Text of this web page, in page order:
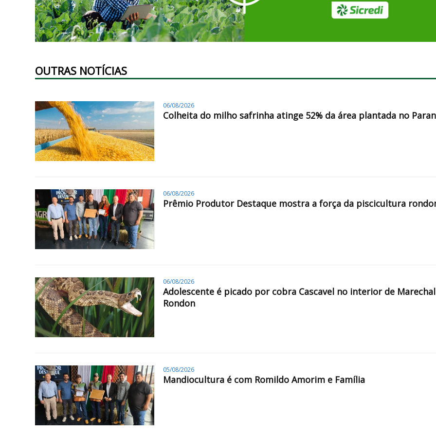
OUTRAS NOTÍCIAS
06/08/2026
Colheita do milho safrinha atinge 52% da área plantada no
06/08/2026
Prêmio Produtor Destaque mostra a força da piscicultura
06/08/2026
Adolescente é picado por cobra Cascavel no interior de Marechal
Rondon
05/08/2026
Mandiocultura é com Romildo Amorim e Família